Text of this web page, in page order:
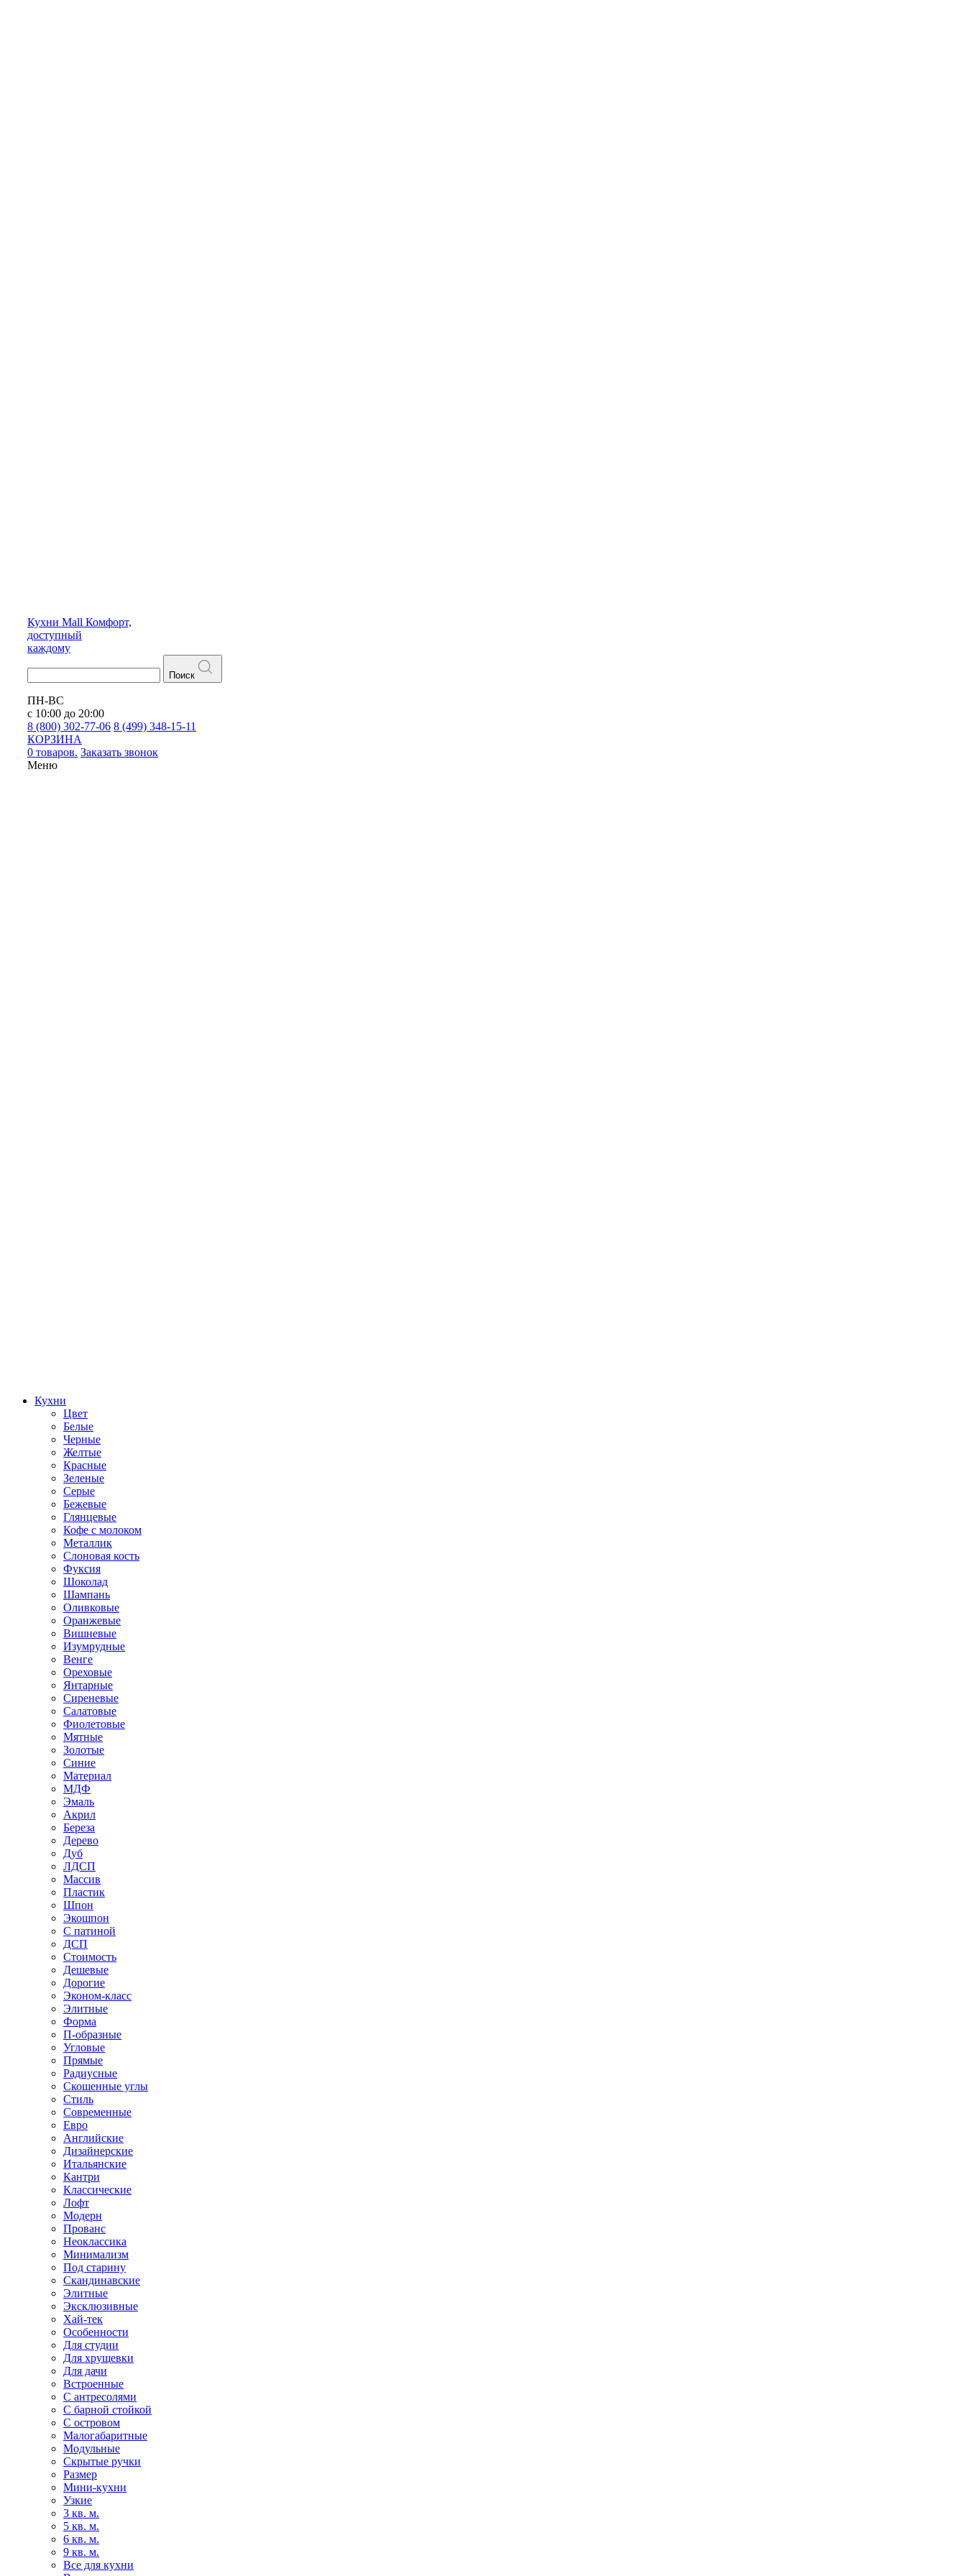
Кухни Mall Комфорт,
доступный
каждому
Поиск
ПН-ВС
с 10:00 до 20:00
8 (800) 302-77-06 8 (499) 348-15-11
КОРЗИНА
0 товаров. Заказать звонок
Меню
Кухни
Цвет
Белые
Черные
Желтые
Красные
Зеленые
Серые
Бежевые
Глянцевые
Кофе с молоком
Металлик
Слоновая кость
Фуксия
Шоколад
Шампань
Оливковые
Оранжевые
Вишневые
Изумрудные
Венге
Ореховые
Янтарные
Сиреневые
Салатовые
Фиолетовые
Мятные
Золотые
Синие
Материал
МДФ
Эмаль
Акрил
Береза
Дерево
Дуб
ЛДСП
Массив
Пластик
Шпон
Экошпон
С патиной
ДСП
Стоимость
Дешевые
Дорогие
Эконом-класс
Элитные
Форма
П-образные
Угловые
Прямые
Радиусные
Скошенные углы
Стиль
Современные
Евро
Английские
Дизайнерские
Итальянские
Кантри
Классические
Лофт
Модерн
Прованс
Неоклассика
Минимализм
Под старину
Скандинавские
Элитные
Эксклюзивные
Хай-тек
Особенности
Для студии
Для хрущевки
Для дачи
Встроенные
С антресолями
С барной стойкой
С островом
Малогабаритные
Модульные
Скрытые ручки
Размер
Мини-кухни
Узкие
3 кв. м.
5 кв. м.
6 кв. м.
9 кв. м.
Все для кухни